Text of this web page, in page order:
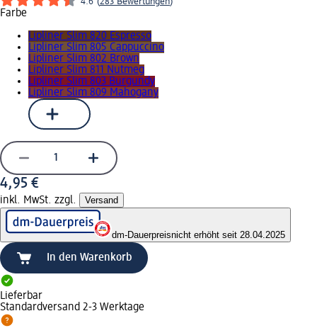
Farbe
Lipliner Slim 820 Espresso
Lipliner Slim 805 Cappuccino
Lipliner Slim 802 Brown
Lipliner Slim 811 Nutmeg
Lipliner Slim 803 Burgundy
Lipliner Slim 809 Mahogany
4,95 €
inkl. MwSt. zzgl. Versand
dm-Dauerpreisnicht erhöht seit 28.04.2025
In den Warenkorb
Lieferbar
Standardversand 2-3 Werktage